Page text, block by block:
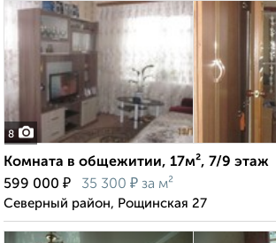
8
Комната в общежитии, 17м², 7/9 этаж
599 000 ₽ 35 300 ₽ за м²
Северный район, Рощинская 27